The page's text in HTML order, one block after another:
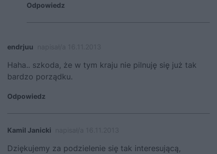
Odpowiedz
endrjuu
Haha.. szkoda, że w tym kraju nie pilnuję się już tak
bardzo porządku.
Odpowiedz
Kamil Janicki
Dziękujemy za podzielenie się tak interesującą,